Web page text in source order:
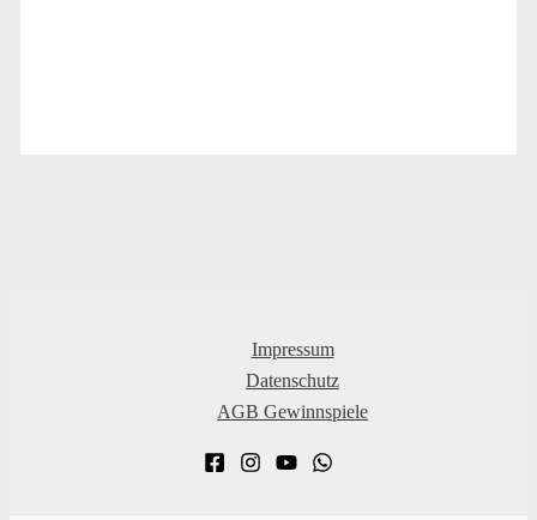
Impressum
Datenschutz
AGB Gewinnspiele